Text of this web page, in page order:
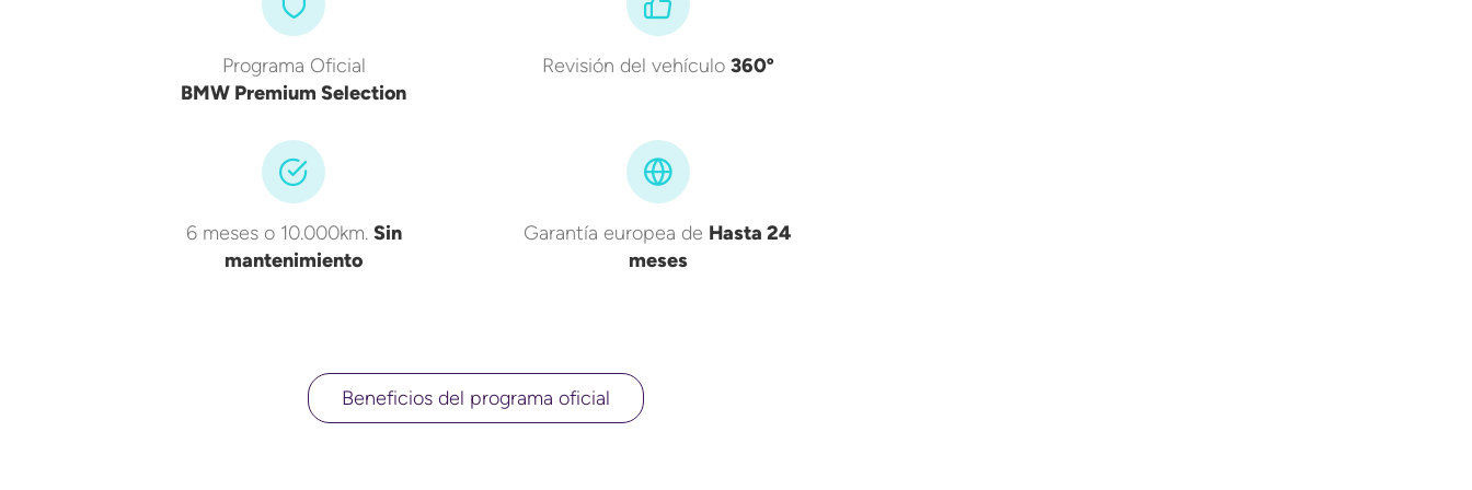
Programa Oficial
BMW Premium Selection
Revisión del vehículo360º
6 meses o 10.000km. Sin
mantenimiento
Garantía europea de Hasta 24
meses
Beneficios del programa oficial